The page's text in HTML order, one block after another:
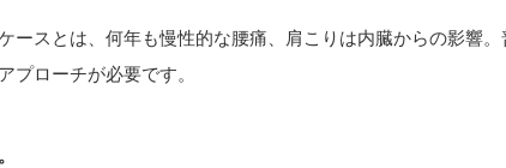
ースとは、何年も慢性的な腰痛、肩こりは内臓からの影響
プローチが必要です。